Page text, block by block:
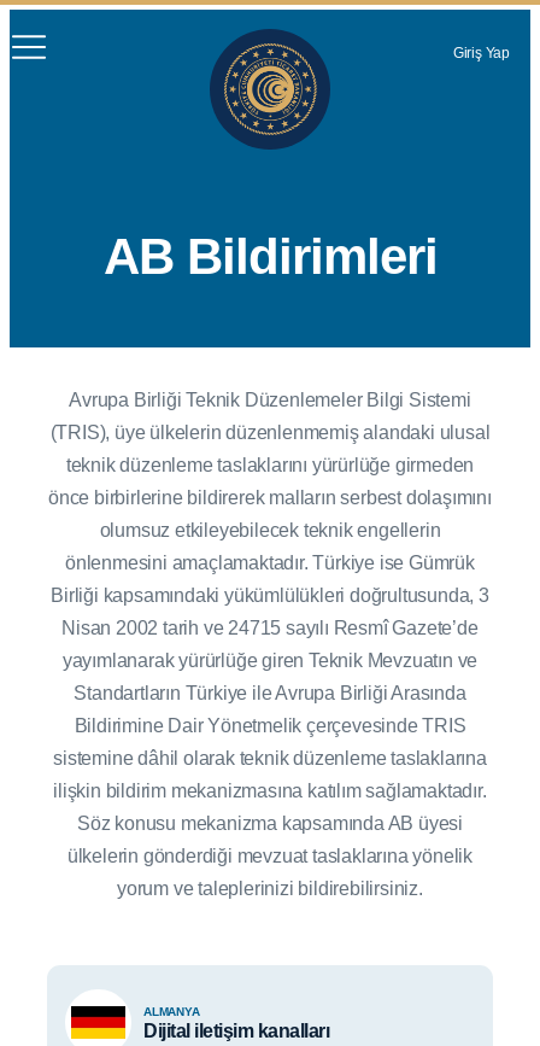
Giriş Yap
AB Bildirimleri
Avrupa Birliği Teknik Düzenlemeler Bilgi Sistemi
(TRIS), üye ülkelerin düzenlenmemiş alandaki ulusal
teknik düzenleme taslaklarını yürürlüğe girmeden
önce birbirlerine bildirerek malların serbest dolaşımını
olumsuz etkileyebilecek teknik engellerin
önlenmesini amaçlamaktadır. Türkiye ise Gümrük
Birliği kapsamındaki yükümlülükleri doğrultusunda, 3
Nisan 2002 tarih ve 24715 sayılı Resmî Gazete’de
yayımlanarak yürürlüğe giren Teknik Mevzuatın ve
Standartların Türkiye ile Avrupa Birliği Arasında
Bildirimine Dair Yönetmelik çerçevesinde TRIS
sistemine dâhil olarak teknik düzenleme taslaklarına
ilişkin bildirim mekanizmasına katılım sağlamaktadır.
Söz konusu mekanizma kapsamında AB üyesi
ülkelerin gönderdiği mevzuat taslaklarına yönelik
yorum ve taleplerinizi bildirebilirsiniz.
ALMANYA
Dijital iletişim kanalları